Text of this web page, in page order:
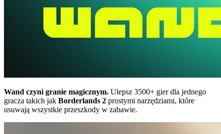
Wand czyni granie magicznym. Ulepsz 3500+ gier dla jednego
gracza takich jak Borderlands 2 prostymi narzędziami, które
usuwają wszystkie przeszkody w zabawie.